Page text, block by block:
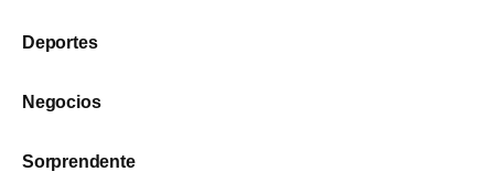
Deportes
Negocios
Sorprendente